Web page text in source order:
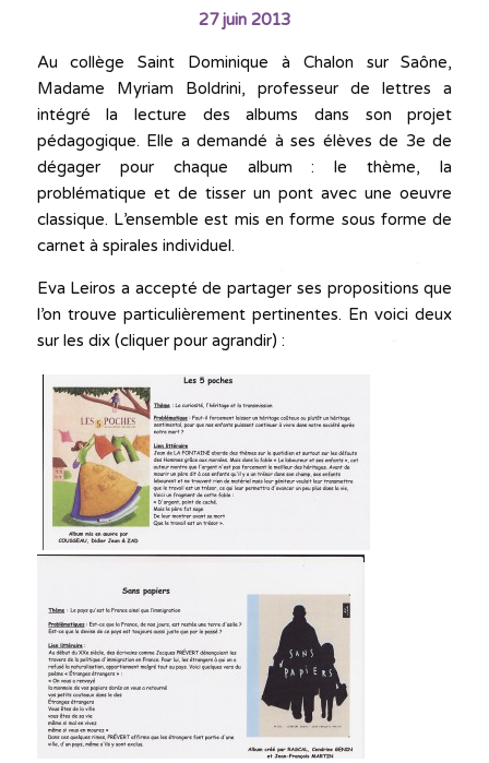
27 juin 2013
Au collège Saint Dominique à Chalon sur Saône,
Madame Myriam Boldrini, professeur de lettres a
intégré la lecture des albums dans son projet
pédagogique. Elle a demandé à ses élèves de 3e de
dégager pour chaque album : le thème, la
problématique et de tisser un pont avec une oeuvre
classique. L’ensemble est mis en forme sous forme de
carnet à spirales individuel.
Eva Leiros a accepté de partager ses propositions que
l’on trouve particulièrement pertinentes. En voici deux
sur les dix (cliquer pour agrandir) :